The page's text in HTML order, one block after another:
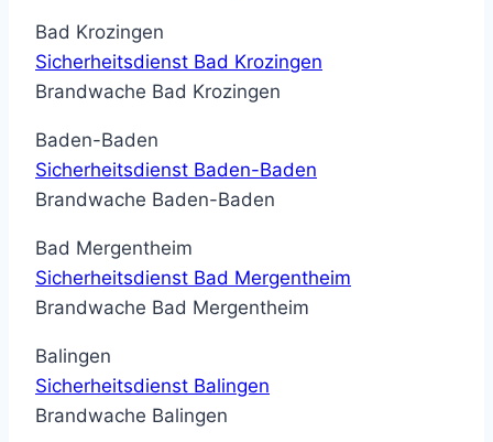
Bad Krozingen
Sicherheitsdienst Bad Krozingen
Brandwache Bad Krozingen
Baden-Baden
Sicherheitsdienst Baden-Baden
Brandwache Baden-Baden
Bad Mergentheim
Sicherheitsdienst Bad Mergentheim
Brandwache Bad Mergentheim
Balingen
Sicherheitsdienst Balingen
Brandwache Balingen